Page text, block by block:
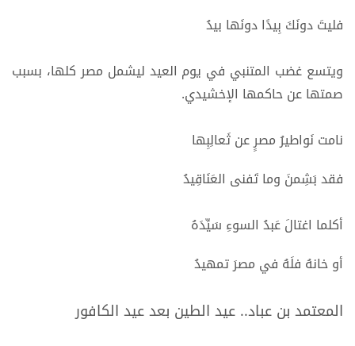
فليتَ دونَكَ بِيدًا دونَها بيدُ
ويتسع غضب المتنبي في يوم العيد ليشمل مصر كلها، بسبب
صمتها عن حاكمها الإخشيدي.
نامت نَواطيرُ مصرٍ عن ثَعالِبِها
فقد بَشِمنَ وما تَفنى العَنَاقِيدُ
أكلما اغتالَ عَبدُ السوءِ سَيِّدَهُ
أو خانهُ فلَهُ في مصرَ تمهيدُ
المعتمد بن عباد.. عيد الطين بعد عيد الكافور